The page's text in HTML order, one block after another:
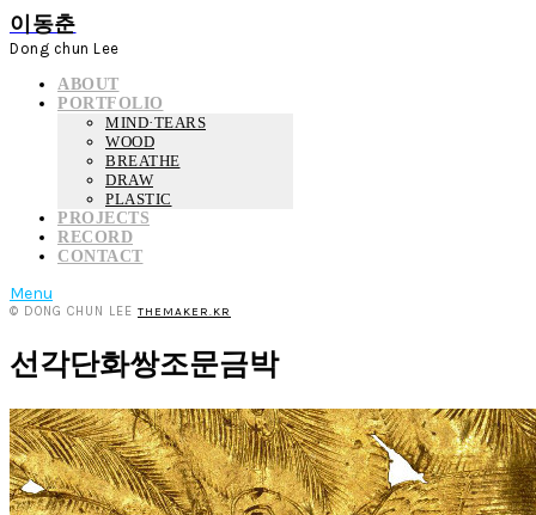
이동춘
Dong chun Lee
ABOUT
PORTFOLIO
MIND·TEARS
WOOD
BREATHE
DRAW
PLASTIC
PROJECTS
RECORD
CONTACT
Menu
© DONG CHUN LEE THEMAKER.KR
선각단화쌍조문금박